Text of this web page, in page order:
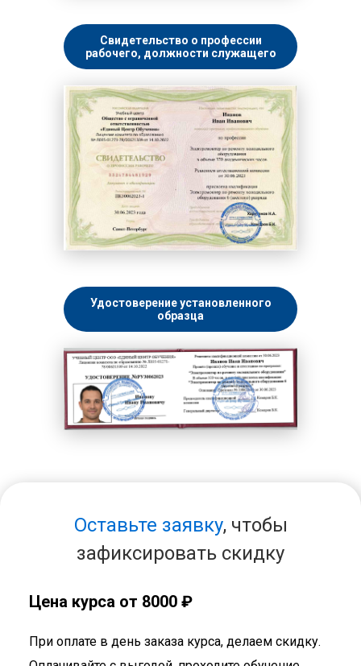
Свидетельство о профессии
рабочего, должности служащего
Удостоверение установленного
образца
Оставьте заявку, чтобы
зафиксировать скидку
Цена курса от 8000 ₽
При оплате в день заказа курса, делаем скидку.